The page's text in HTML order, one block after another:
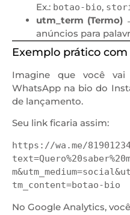
Ex.: botao-bio,
utm_term (Termo)
anúncios para
Exemplo prático
Imagine que você
WhatsApp na bio do
de lançamento.
Seu link ficaria assim:
https://wa.me/
No Google Analytics,